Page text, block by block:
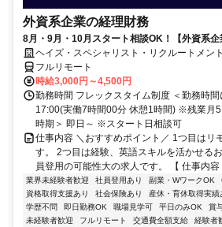
外資系企業の経理財務
8月・9月・10月スタート相談OK！【外資系
大／700万～800万／リモート勤務OK】経理
ヘイズ・スペシャリスト・リクルートメン
フルリモート
時給3,000円～4,500円
勤務時間 フレックスタイム制度 ＜勤務時
17:00(実働7時間00分 休憩1時間) ※残業月
時期＞ 即日～ ※スタート日相談可
仕事内容 ＼おすすめポイント／ 1つ目はリ
す。 2つ目は経験、英語スキルを活かせる
員登用の可能性大の求人です。 【 仕事内
業界未経験者歓迎 社員登用あり 副業・WワークOK
資格取得支援あり
社会保険あり 産休・育休取得実績
学歴不問
即日勤務OK 職場見学可 平日のみOK 賞
未経験者歓迎
フルリモート 交通費全額支給 経験者